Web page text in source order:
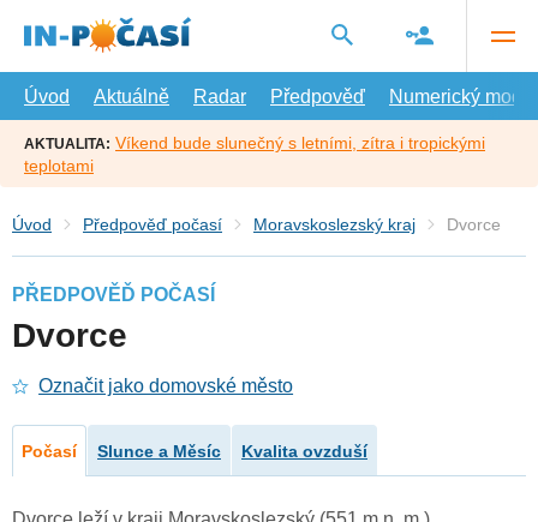
hlavní
Úvod
Aktuálně Radar Předpověď Numerický model
AKTUALITA: Víkend bude slunečný s letními, zítra i tropickými
teplotami
Úvod Předpověď počasí Moravskoslezský kraj Dvorce
PŘEDPOVĚĎ POČASÍ
Dvorce
Označit jako domovské město
Počasí Slunce a Měsíc Kvalita ovzduší